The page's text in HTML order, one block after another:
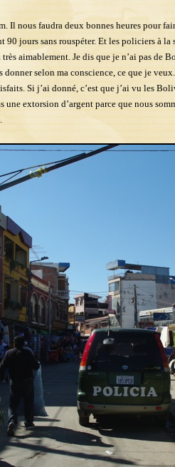
Il nous faudra deux bonnes heures pour
jours sans rouspéter. Et les policiers à la
aimablement. Je dis que je n’ai pas de
donner selon ma conscience, ce que je
Si j’ai donné, c’est que j’ai vu les
une extorsion d’argent parce que nous